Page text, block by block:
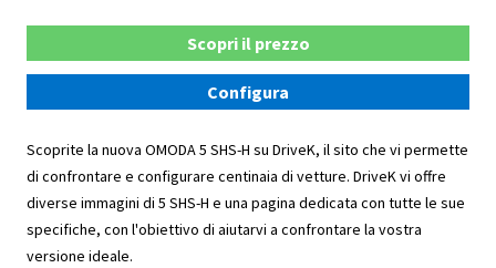
Scopri il prezzo
Configura
Scoprite la nuova OMODA 5 SHS-H su DriveK, il sito che vi permette
di confrontare e configurare centinaia di vetture. DriveK vi offre
diverse immagini di 5 SHS-H e una pagina dedicata con tutte le sue
specifiche, con l'obiettivo di aiutarvi a confrontare la vostra
versione ideale.